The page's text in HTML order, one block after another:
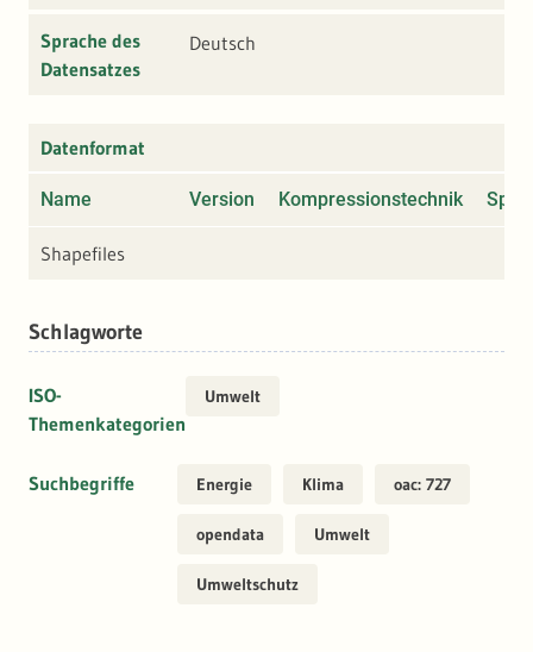
Sprache des
Datensatzes
Deutsch
Datenformat
Name Version Kompressionstechnik
Shapefiles
Schlagworte
ISO-
Themenkategorien
Umwelt
Suchbegriffe Energie Klima oac: 727
opendata Umwelt
Umweltschutz